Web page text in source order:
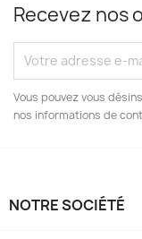
Recevez nos
Vous pouvez vous
nos informations de
NOTRE SOCIÉTÉ